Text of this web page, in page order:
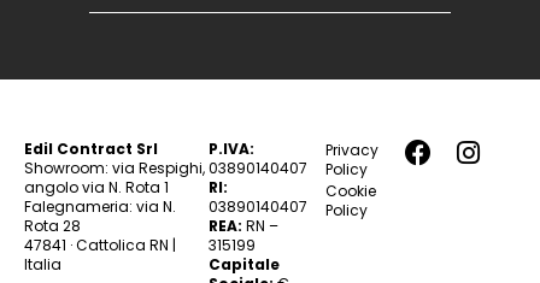
Edil Contract Srl
Showroom: via Respighi,
angolo via N. Rota 1
Falegnameria: via N.
Rota 28
47841 · Cattolica RN |
Italia
P.IVA:
03890140407
RI:
03890140407
REA: RN –
315199
Capitale
Privacy
Policy
Cookie
Policy